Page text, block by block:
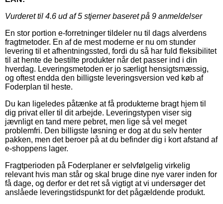
Vurderet til 4.6 ud af 5 stjerner baseret på 9 anmeldelser
En stor portion e-forretninger tildeler nu til dags alverdens
fragtmetoder. En af de mest moderne er nu om stunder
levering til et afhentningssted, fordi du så har fuld fleksibilitet
til at hente de bestilte produkter når det passer ind i din
hverdag. Leveringsmetoden er jo særligt hensigtsmæssig,
og oftest endda den billigste leveringsversion ved køb af
Foderplan til heste.
Du kan ligeledes påtænke at få produkterne bragt hjem til
dig privat eller til dit arbejde. Leveringstypen viser sig
jævnligt en tand mere pebret, men lige så vel meget
problemfri. Den billigste løsning er dog at du selv henter
pakken, men det beroer på at du befinder dig i kort afstand af
e-shoppens lager.
Fragtperioden på Foderplaner er selvfølgelig virkelig
relevant hvis man står og skal bruge dine nye varer inden for
få dage, og derfor er det ret så vigtigt at vi undersøger det
anslåede leveringstidspunkt for det pågældende produkt.